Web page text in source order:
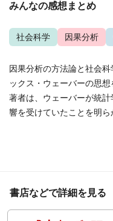
みんなの感想まとめ
社会科学 因果分析
因果分析の方法論と社会
ックス・ウェーバーの思
著者は、ウェーバーが統
響を受けていたことを明ら
書店などで詳細を見る